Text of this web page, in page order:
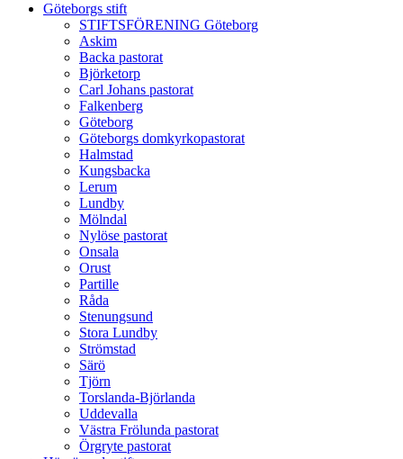
Göteborgs stift
STIFTSFÖRENING Göteborg
Askim
Backa pastorat
Björketorp
Carl Johans pastorat
Falkenberg
Göteborg
Göteborgs domkyrkopastorat
Halmstad
Kungsbacka
Lerum
Lundby
Mölndal
Nylöse pastorat
Onsala
Orust
Partille
Råda
Stenungsund
Stora Lundby
Strömstad
Särö
Tjörn
Torslanda-Björlanda
Uddevalla
Västra Frölunda pastorat
Örgryte pastorat